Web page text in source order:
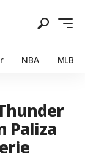
NBA MLB
Paliza